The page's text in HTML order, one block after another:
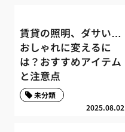
賃貸の照明、ダサい…
おしゃれに変えるに
は？おすすめアイテム
と注意点
2025.08.02
未分類